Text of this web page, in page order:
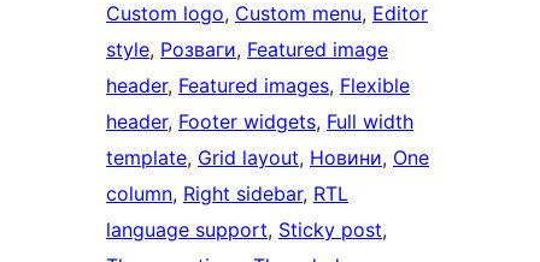
Custom logo, Custom menu, Editor
style, Розваги, Featured image
header, Featured images, Flexible
header, Footer widgets, Full width
template, Grid layout, Новини, One
column, Right sidebar, RTL
language support, Sticky post